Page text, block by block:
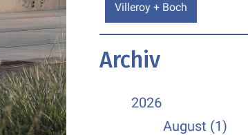
Villeroy + Boch
Archiv
2026
August (1)